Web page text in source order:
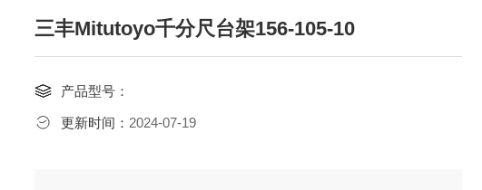
三丰Mitutoyo千分尺台架156-105-10
产品型号：
更新时间： 2024-07-19